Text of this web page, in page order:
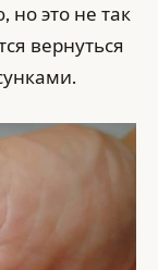
но это не так
вернуться